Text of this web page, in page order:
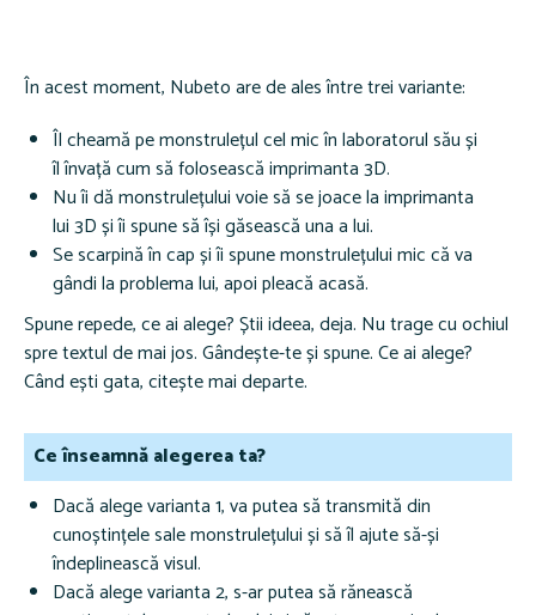
În acest moment, Nubeto are de ales între trei variante:
Îl cheamă pe monstrulețul cel mic în laboratorul său și
îl învață cum să folosească imprimanta 3D.
Nu îi dă monstrulețului voie să se joace la imprimanta
lui 3D și îi spune să își găsească una a lui.
Se scarpină în cap și îi spune monstrulețului mic că va
gândi la problema lui, apoi pleacă acasă.
Spune repede, ce ai alege? Știi ideea, deja. Nu trage cu ochiul
spre textul de mai jos. Gândește-te și spune. Ce ai alege?
Când ești gata, citește mai departe.
Ce înseamnă alegerea ta?
Dacă alege varianta 1, va putea să transmită din
cunoștințele sale monstrulețului și să îl ajute să-și
îndeplinească visul.
Dacă alege varianta 2, s-ar putea să rănească